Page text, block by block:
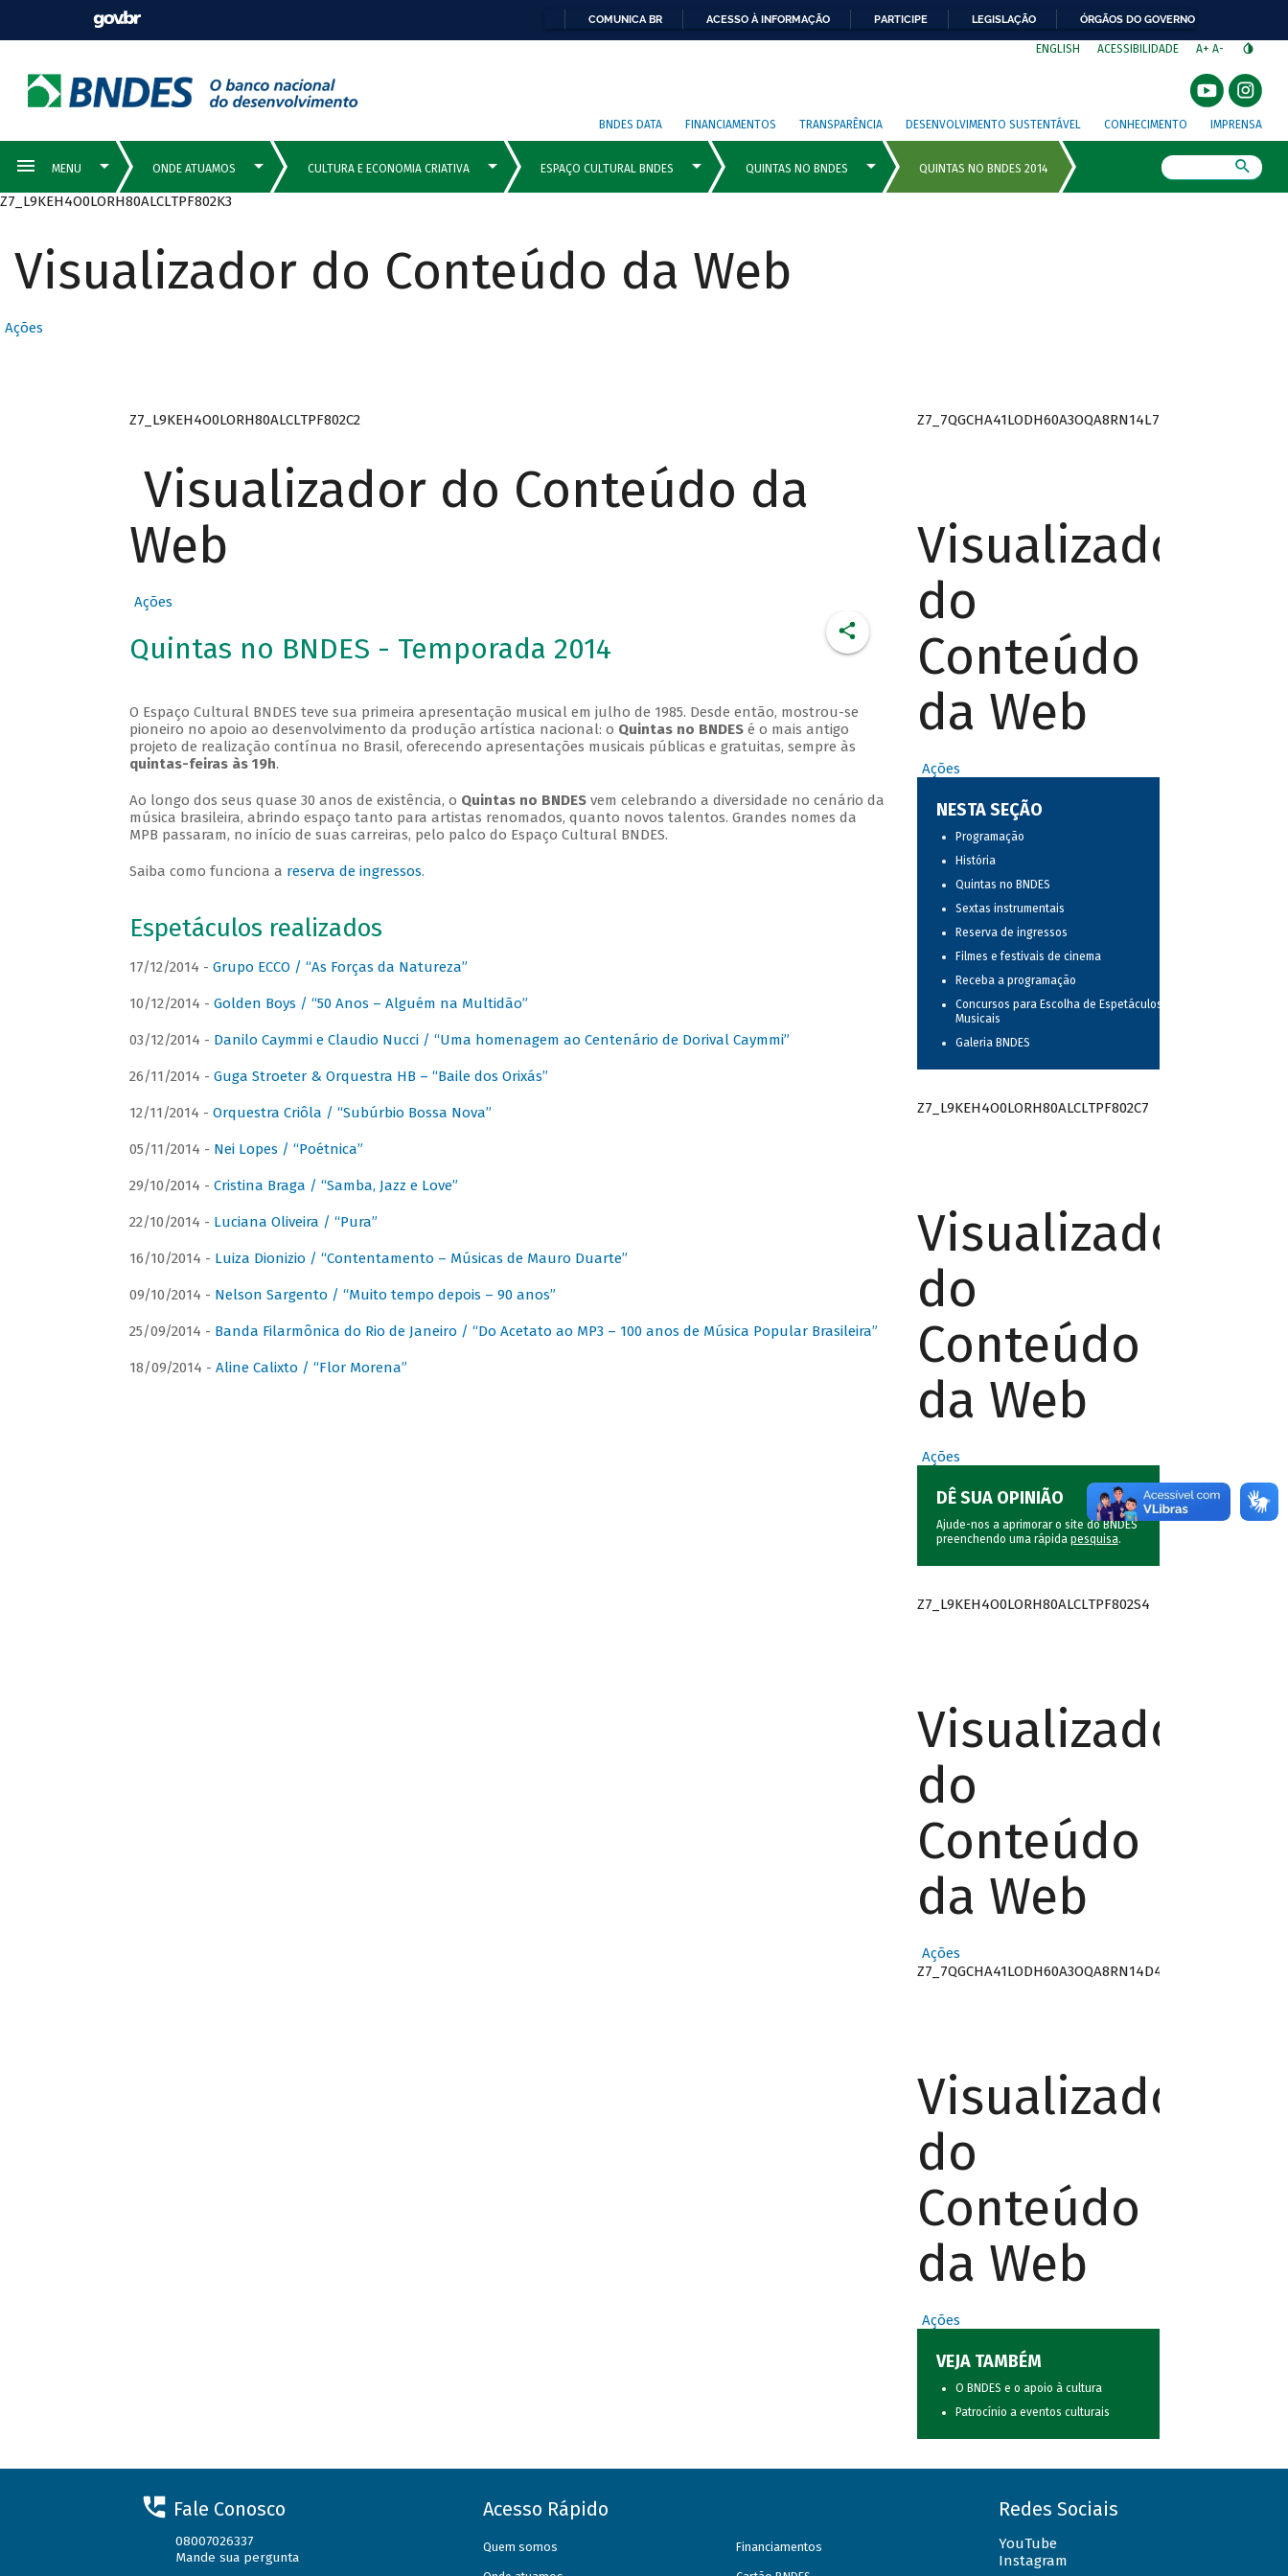
COMUNICA BR ACESSO À INFORMAÇÃO PARTICIPE LEGISLAÇÃO ÓRGÃOS DO GOVERNO
ENGLISH ACESSIBILIDADE A+ A-
BNDES DATA FINANCIAMENTOS TRANSPARÊNCIA DESENVOLVIMENTO SUSTENTÁVEL CONHECIMENTO IMPRENSA
Z7_L9KEH4O0LORH80ALCLTPF802K3
Visualizador do Conteúdo da Web
Ações
Z7_L9KEH4O0LORH80ALCLTPF802C2
Visualizador do Conteúdo da
Web
Ações
Quintas no BNDES - Temporada 2014
O Espaço Cultural BNDES teve sua primeira apresentação musical em julho de 1985. Desde então, mostrou-se
pioneiro no apoio ao desenvolvimento da produção artística nacional: o Quintas no BNDESé o mais antigo
projeto de realização contínua no Brasil, oferecendo apresentações musicais públicas e gratuitas, sempre às
quintas-feiras às 19h.
Ao longo dos seus quase 30 anos de existência, o Quintas no BNDESvem celebrando a diversidade no cenário da
música brasileira, abrindo espaço tanto para artistas renomados, quanto novos talentos. Grandes nomes da
MPB passaram, no início de suas carreiras, pelo palco do Espaço Cultural BNDES.
Saiba como funciona a reserva de ingressos.
Espetáculos realizados
17/12/2014 - Grupo ECCO / “As Forças da Natureza”
10/12/2014 - Golden Boys / “50 Anos – Alguém na Multidão”
03/12/2014 - Danilo Caymmi e Claudio Nucci / “Uma homenagem ao Centenário de Dorival Caymmi”
26/11/2014 - Guga Stroeter & Orquestra HB – “Baile dos Orixás”
12/11/2014 - Orquestra Criôla / “Subúrbio Bossa Nova”
05/11/2014 - Nei Lopes / “Poétnica”
29/10/2014 - Cristina Braga / “Samba, Jazz e Love”
22/10/2014 - Luciana Oliveira / “Pura”
16/10/2014 - Luiza Dionizio / “Contentamento – Músicas de Mauro Duarte”
09/10/2014 - Nelson Sargento / “Muito tempo depois – 90 anos”
25/09/2014 - Banda Filarmônica do Rio de Janeiro / “Do Acetato ao MP3 – 100 anos de Música Popular Brasileira”
18/09/2014 - Aline Calixto / “Flor Morena”
Z7_7QGCHA41LODH60A3OQA8RN14L7
Visualizador
do
Conteúdo
da Web
Ações
NESTA SEÇÃO
Programação
História
Quintas no BNDES
Sextas instrumentais
Reserva de ingressos
Filmes e festivais de cinema
Receba a programação
Concursos para Escolha de Espetáculos
Musicais
Galeria BNDES
Z7_L9KEH4O0LORH80ALCLTPF802C7
Visualizador
do
Conteúdo
da Web
Ações
DÊ SUA OPINIÃO
Ajude-nos a aprimorar o site do BNDES
preenchendo uma rápida pesquisa.
Z7_L9KEH4O0LORH80ALCLTPF802S4
Visualizador
do
Conteúdo
da Web
Ações
Z7_7QGCHA41LODH60A3OQA8RN14D4
Visualizador
do
Conteúdo
da Web
Ações
VEJA TAMBÉM
O BNDES e o apoio à cultura
Patrocínio a eventos culturais
Fale Conosco
08007026337
Mande sua pergunta
Acesso Rápido
Quem somos Financiamentos
Redes Sociais
YouTube
Instagram